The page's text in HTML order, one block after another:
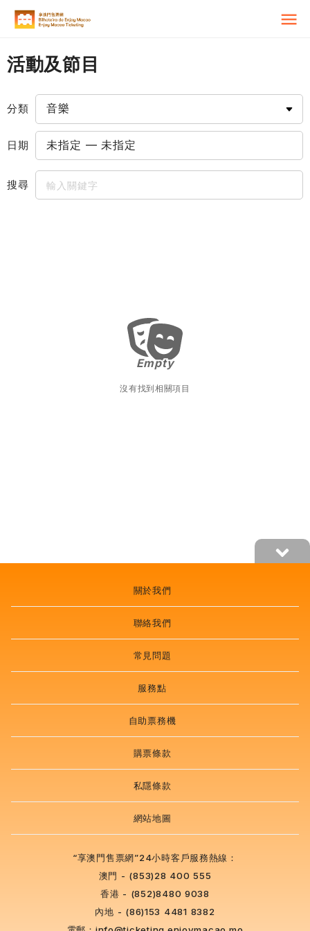
活動及節目
分類
日期
搜尋
Empty
Empty
沒有找到相關項目
關於我們
聯絡我們
常見問題
服務點
自助票務機
購票條款
私隱條款
網站地圖
“享澳門售票網”24小時客戶服務熱線：
澳門 - (853)28 400 555
香港 - (852)8480 9038
內地 - (86)153 4481 8382